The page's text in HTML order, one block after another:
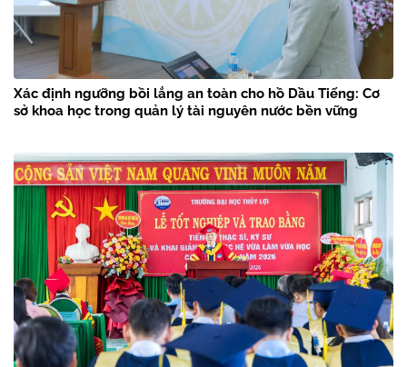
Xác định ngưỡng bồi lắng an toàn cho hồ Dầu Tiếng: Cơ
sở khoa học trong quản lý tài nguyên nước bền vững